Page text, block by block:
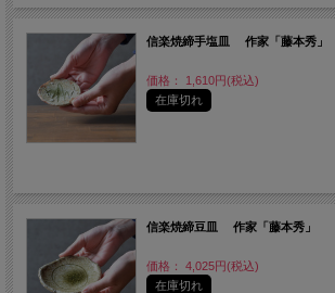
信楽焼締手塩皿 作家「藤本秀」
価格： 1,610円(税込)
在庫切れ
信楽焼締豆皿 作家「藤本秀」
価格： 4,025円(税込)
在庫切れ